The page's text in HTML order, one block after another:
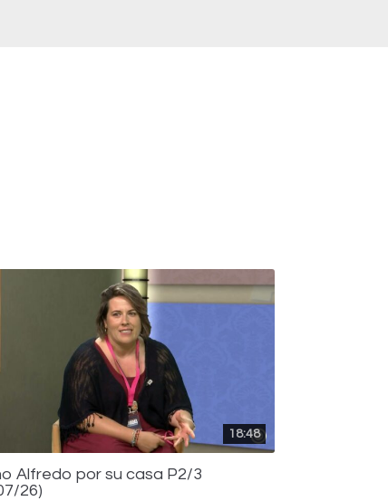
18:48
Alfredo por su casa P2/3
26)